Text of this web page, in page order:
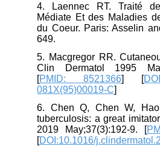
4. Laennec RT. Traité
Médiate Et des Maladies
du Coeur. Paris: Asselin
649.
5. Macgregor RR.
Clin Dermatol 1995
[PMID: 8521366 ] [
081X(95)00019-C
6. Chen Q, Chen W,
tuberculosis: a great
2019 May;37(3):192-9. [
[DOI:10.1016/